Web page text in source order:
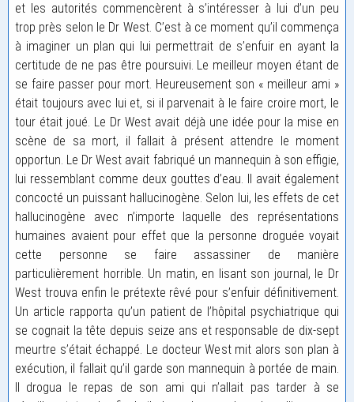
et les autorités commencèrent à s’intéresser à lui d’un peu
trop près selon le Dr West. C’est à ce moment qu’il commença
à imaginer un plan qui lui permettrait de s’enfuir en ayant la
certitude de ne pas être poursuivi. Le meilleur moyen étant de
se faire passer pour mort. Heureusement son « meilleur ami »
était toujours avec lui et, si il parvenait à le faire croire mort, le
tour était joué. Le Dr West avait déjà une idée pour la mise en
scène de sa mort, il fallait à présent attendre le moment
opportun. Le Dr West avait fabriqué un mannequin à son effigie,
lui ressemblant comme deux gouttes d’eau. Il avait également
concocté un puissant hallucinogène. Selon lui, les effets de cet
hallucinogène avec n’importe laquelle des représentations
humaines avaient pour effet que la personne droguée voyait
cette personne se faire assassiner de manière
particulièrement horrible. Un matin, en lisant son journal, le Dr
West trouva enfin le prétexte rêvé pour s’enfuir définitivement.
Un article rapporta qu’un patient de l’hôpital psychiatrique qui
se cognait la tête depuis seize ans et responsable de dix-sept
meurtre s’était échappé. Le docteur West mit alors son plan à
exécution, il fallait qu’il garde son mannequin à portée de main.
Il drogua le repas de son ami qui n’allait pas tarder à se